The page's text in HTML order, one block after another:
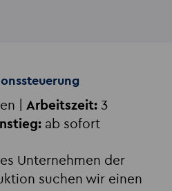
| Arbeitszeit:3
ab sofort
Unternehmen der
suchen wir einen